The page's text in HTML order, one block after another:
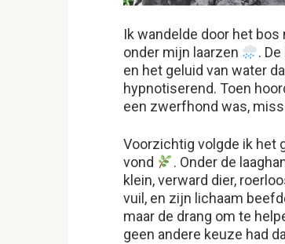
Ik wandelde door het bos
onder mijn laarzen
.
en het geluid van water
hypnotiserend. Toen
een zwerfhond was,
Voorzichtig volgde ik het
vond
. Onder de
klein, verward dier,
vuil, en zijn lichaam
maar de drang om te
geen andere keuze had